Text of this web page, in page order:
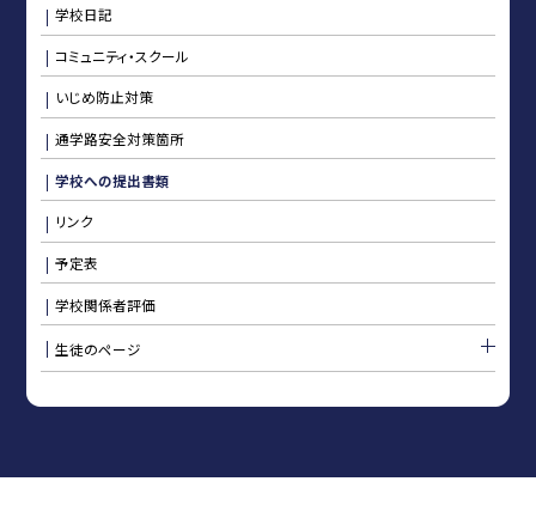
学校日記
コミュニティ・スクール
いじめ防止対策
通学路安全対策箇所
学校への提出書類
リンク
予定表
学校関係者評価
生徒のページ